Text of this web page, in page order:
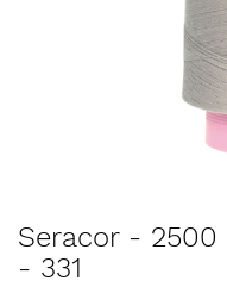
Anfang
der
Seracor - 2500
- 331